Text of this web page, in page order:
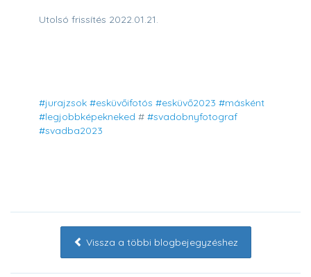
Utolsó frissítés 2022.01.21.
#jurajzsok #esküvőifotós #esküvő2023 #másként
#legjobbképekneked # #svadobnyfotograf
#svadba2023
Vissza a többi blogbejegyzéshez